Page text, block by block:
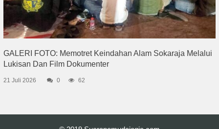
GALERI FOTO: Memotret Keindahan Alam Sokaraja Melalui
Lukisan Dan Film Dokumenter
21 Juli 2026 0 62